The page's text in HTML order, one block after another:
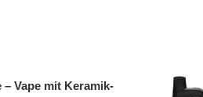
– Vape mit Keramik-